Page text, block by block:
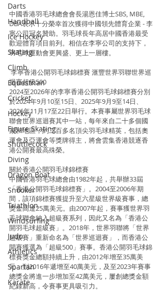
Darts
Handball
Ice Hockey
Skating
Climb
Equestrian
Cricket
Hockey
Figure Skating
Shuttlecock
Diving
Dragon Boat
Snooker
Triathlon
Windsurfing
Judo
Athletics
Spartan
Karate
中國香港羽毛球總會會長湯恩佳博士SBS, MBE,
DBA表示十分榮幸首次獲得中國領先體育企業 - 李
寧公司冠名贊助。羽毛球長年高居中國香港最受
歡迎體育項目前列。相信在李寧公司的支持下，
羽毛球運動會更興盛、更上一層樓。
李寧香港公開羽毛球錦標賽 滙豐世界羽聯世界巡
迴賽超級500
2024至2026年的李寧香港公開羽毛球錦標賽分別
於2024年9月10至15日、2025年9月9至14日、
2026年11月17至22日舉行。本賽事屬世界羽毛球
聯會世界巡迴賽其中一站，每年來自二十多個國
家和地區，約二百多名頂尖羽毛球精英，包括奧
運會及亞運會等獎牌得主，將會雲集香港競逐香
港公開賽最高殊榮。
關於香港公開羽毛球錦標賽
中國香港羽毛球總會由1982年起，共舉辦33屆
「香港公開羽毛球錦標賽」。2004至2006年期
間，該項錦標賽獲提升至六星級世界級賽事，總
獎金高達25萬美元。由2007年起，賽事獲世界羽
毛球聯會納入超級賽系列，因此又名為「香港公
開羽毛球超級賽」。2018年，世界羽聯將「世界
超級賽」重新命名為「世界巡迴賽」，而香港公
開賽獲選為「超級500」賽事。香港公開羽毛球錦
標賽獎金總額持續上升，由2012年增至35萬美
元，到2016年遞增至40萬美元，及至2023年賽事
總獎金將進一步增加至42萬美元，屢創總獎金額
紀錄新高，令賽事更具吸引力。